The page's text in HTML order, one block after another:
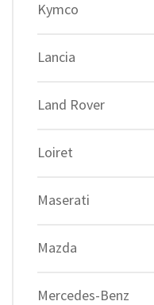
Kymco
Lancia
Land Rover
Loiret
Maserati
Mazda
Mercedes-Benz